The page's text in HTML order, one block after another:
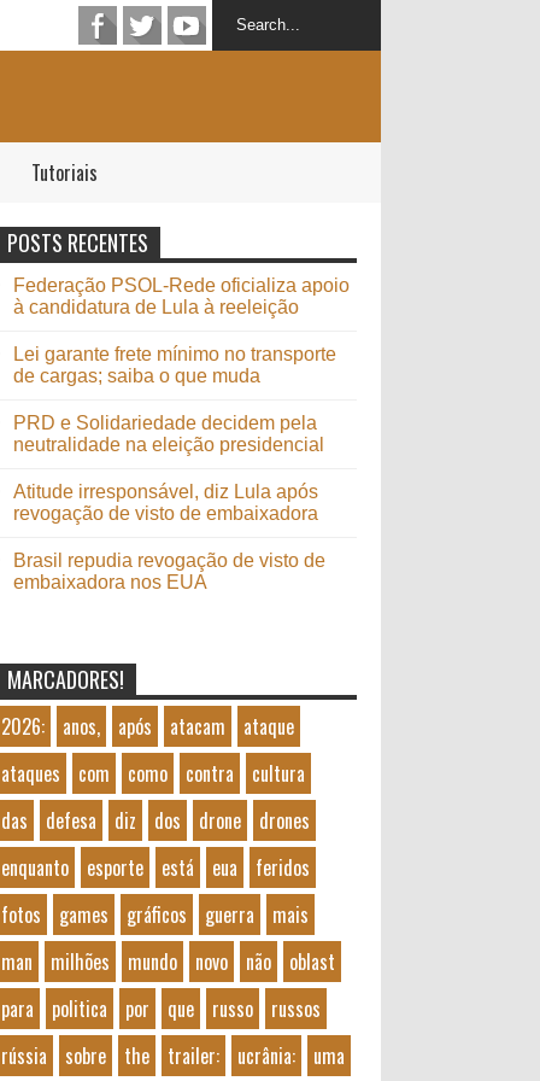
Tutoriais
POSTS RECENTES
Federação PSOL-Rede oficializa apoio
à candidatura de Lula à reeleição
Lei garante frete mínimo no transporte
de cargas; saiba o que muda
PRD e Solidariedade decidem pela
neutralidade na eleição presidencial
Atitude irresponsável, diz Lula após
revogação de visto de embaixadora
Brasil repudia revogação de visto de
embaixadora nos EUA
MARCADORES!
2026: anos, após atacam
ataque
ataques
com como contra
cultura
das
defesa diz dos drone
drones
enquanto
esporte está eua
feridos
fotos
games gráficos guerra
mais
man
milhões mundo novo não
oblast
para
politica por que russo
russos
rússia
sobre the trailer: ucrânia:
uma